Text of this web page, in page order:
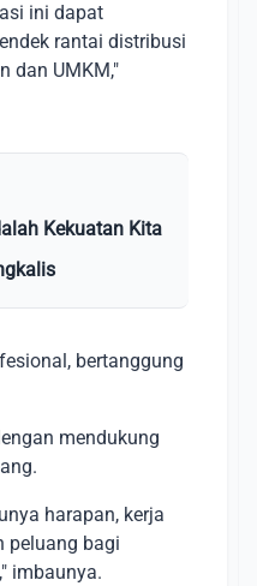
ini dapat
rantai distribusi
dan UMKM,"
Kekuatan Kita
bertanggung
mendukung
harapan, kerja
peluang bagi
imbaunya.